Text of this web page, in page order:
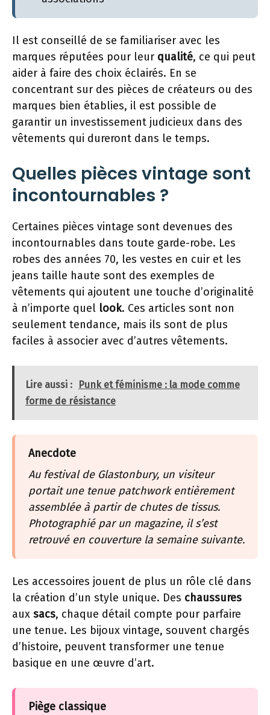
Il est conseillé de se familiariser avec les
marques réputées pour leur qualité, ce qui peut
aider à faire des choix éclairés. En se
concentrant sur des pièces de créateurs ou des
marques bien établies, il est possible de
garantir un investissement judicieux dans des
vêtements qui dureront dans le temps.
Quelles pièces vintage sont
incontournables ?
Certaines pièces vintage sont devenues des
incontournables dans toute garde-robe. Les
robes des années 70, les vestes en cuir et les
jeans taille haute sont des exemples de
vêtements qui ajoutent une touche d’originalité
à n’importe quel look. Ces articles sont non
seulement tendance, mais ils sont de plus
faciles à associer avec d’autres vêtements.
Lire aussi :
Punk et féminisme : la mode comme
forme de résistance
Anecdote
Au festival de Glastonbury, un visiteur
portait une tenue patchwork entièrement
assemblée à partir de chutes de tissus.
Photographié par un magazine, il s’est
retrouvé en couverture la semaine suivante.
Les accessoires jouent de plus un rôle clé dans
la création d’un style unique. Des chaussures
aux sacs, chaque détail compte pour parfaire
une tenue. Les bijoux vintage, souvent chargés
d’histoire, peuvent transformer une tenue
basique en une œuvre d’art.
Piège classique